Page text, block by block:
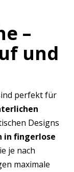
–
und
perfekt für
Designs
in fingerlose
je nach
maximale